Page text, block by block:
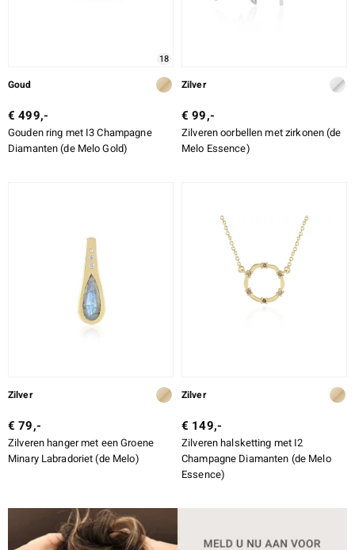
18
Goud
€ 499,-
Gouden ring met I3 Champagne
Diamanten (de Melo Gold)
Zilver
€ 99,-
Zilveren oorbellen met zirkonen (de
Melo Essence)
Zilver
€ 79,-
Zilveren hanger met een Groene
Minary Labradoriet (de Melo)
Zilver
€ 149,-
Zilveren halsketting met I2
Champagne Diamanten (de Melo
Essence)